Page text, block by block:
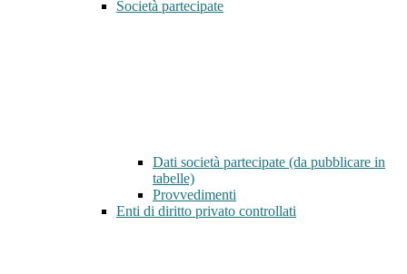
Società partecipate
Dati società partecipate (da pubblicare in
tabelle)
Provvedimenti
Enti di diritto privato controllati